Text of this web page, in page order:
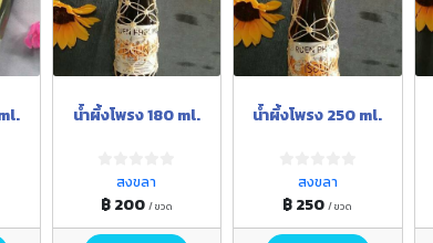
น้ำผึ้งโพรง 180 ml.
สงขลา
฿ 200 / ขวด
น้ำผึ้งโพรง 250 ml.
สงขลา
฿ 250/ ขวด